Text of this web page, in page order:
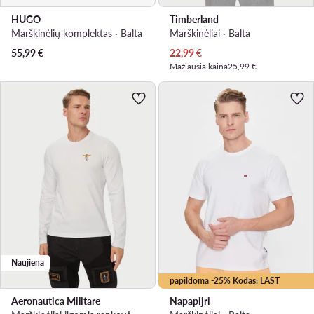
HUGO
Marškinėlių komplektas · Balta
55,99€
Timberland
Marškinėliai · Balta
Dabartinė kaina
22,99€
Mažiausia kaina25,99 €
Naujiena
Aeronautica Militare
papildoma -25% Kodas: LAST
Napapijri